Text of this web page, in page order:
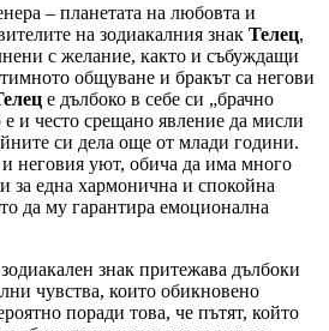
– планетата на любовта и
на зодиакалния знак Телец,
с желание, както и събуждащи
общуване и бракът са негови
е дълбоко в себе си
брачно
е и често срещано явление да мисли
си дела още от млади години.
неговия уют, обича да има много
за една хармонична и спокойна
да му гарантира емоционална
знак притежава дълбоки
чувства, които обикновено
поради това, че пътят, който